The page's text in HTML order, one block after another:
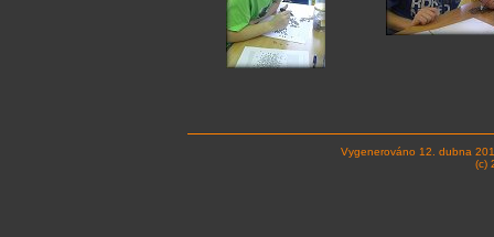
Vygenerováno 12. dubna
(c)